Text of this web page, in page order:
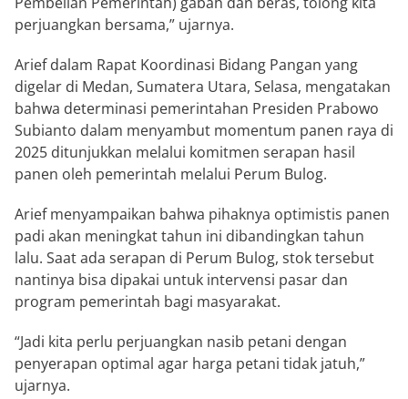
perjuangkan bersama,” ujarnya.
Arief dalam Rapat Koordinasi Bidang Pangan yang
digelar di Medan, Sumatera Utara, Selasa, mengatakan
bahwa determinasi pemerintahan Presiden Prabowo
Subianto dalam menyambut momentum panen raya di
2025 ditunjukkan melalui komitmen serapan hasil
panen oleh pemerintah melalui Perum Bulog.
Arief menyampaikan bahwa pihaknya optimistis panen
padi akan meningkat tahun ini dibandingkan tahun
lalu. Saat ada serapan di Perum Bulog, stok tersebut
nantinya bisa dipakai untuk intervensi pasar dan
program pemerintah bagi masyarakat.
“Jadi kita perlu perjuangkan nasib petani dengan
penyerapan optimal agar harga petani tidak jatuh,”
ujarnya.